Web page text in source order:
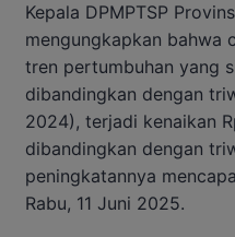
Kepala DPMPTSP
mengungkapkan bahwa
tren pertumbuhan yang
dibandingkan dengan
2024), terjadi kenaikan
dibandingkan dengan
peningkatannya
Rabu, 11 Juni 2025.